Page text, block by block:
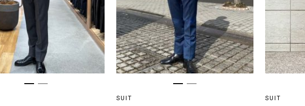
SUIT SUIT